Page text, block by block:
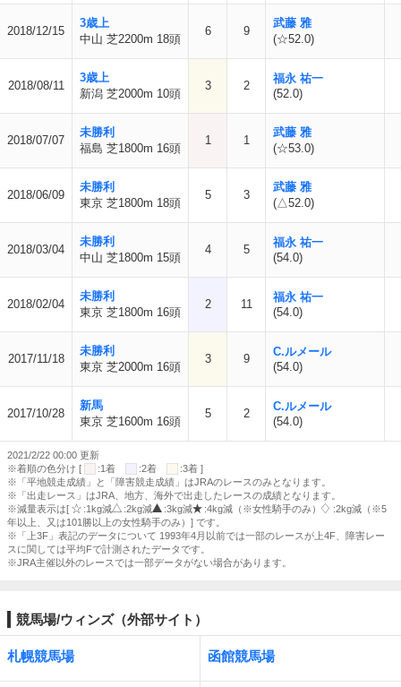
2018/12/15
3歳上
中山 芝2200m 18頭
6 9
武藤 雅
(☆52.0)
2018/08/11
3歳上
新潟 芝2000m 10頭
3 2
福永 祐一
(52.0)
2018/07/07
未勝利
福島 芝1800m 16頭
1 1
武藤 雅
(☆53.0)
2018/06/09
未勝利
東京 芝1800m 18頭
5 3
武藤 雅
(△52.0)
2018/03/04
未勝利
中山 芝1800m 15頭
4 5
福永 祐一
(54.0)
2018/02/04
未勝利
東京 芝1800m 16頭
2 11
福永 祐一
(54.0)
2017/11/18
未勝利
東京 芝2000m 16頭
3 9
C.ルメール
(54.0)
2017/10/28
新馬
東京 芝1600m 16頭
5 2
C.ルメール
(54.0)
2021/2/22 00:00 更新
※着順の色分け [
:1着 :2着
:3着 ]
※「平地競走成績」と「障害競走成績」はJRAのレースのみとなります。
※「出走レース」はJRA、地方、海外で出走したレースの成績となります。
※減量表示は[
:1kg減 :2kg減 :3kg減 :4kg減（※女性騎手のみ）
:2kg減（※5
年以上、又は101勝以上の女性騎手のみ）] です。
※「上3F」表記のデータについて 1993年4月以前では一部のレースが上4F、障害レー
スに関しては平均Fで計測されたデータです。
※JRA主催以外のレースでは一部データがない場合があります。
競馬場/ウィンズ（外部サイト）
札幌競馬場 函館競馬場